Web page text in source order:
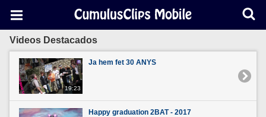
Videos Destacados
19:23
Ja hem fet 30 ANYS
Happy graduation 2BAT - 2017